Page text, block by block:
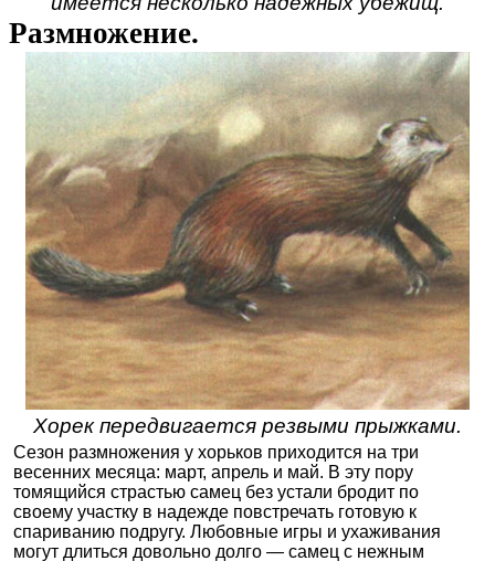
Размножение.
Хорек передвигается резвыми прыжками.
Сезон размножения у хорьков приходится на три
весенних месяца: март, апрель и май. В эту пору
томящийся страстью самец без устали бродит по
своему участку в надежде повстречать готовую к
спариванию подругу. Любовные игры и ухаживания
могут длиться довольно долго — самец с нежным